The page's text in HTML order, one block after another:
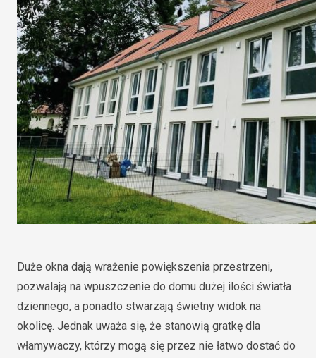
Duże okna dają wrażenie powiększenia przestrzeni,
pozwalają na wpuszczenie do domu dużej ilości światła
dziennego, a ponadto stwarzają świetny widok na
okolicę. Jednak uważa się, że stanowią gratkę dla
włamywaczy, którzy mogą się przez nie łatwo dostać do